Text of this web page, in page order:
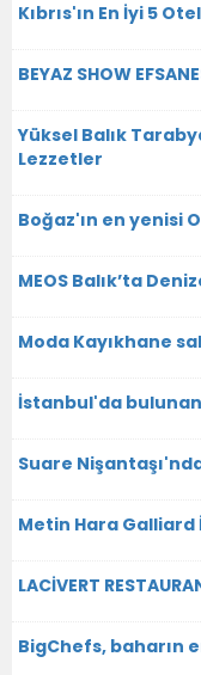
Kıbrıs'ın En İyi 5
BEYAZ SHOW
Yüksel Balık
Lezzetler
Boğaz'ın en yenisi
MEOS Balık’ta
Moda Kayıkhane
İstanbul'da
Suare
Metin Hara
LACİVERT
BigChefs, baharın